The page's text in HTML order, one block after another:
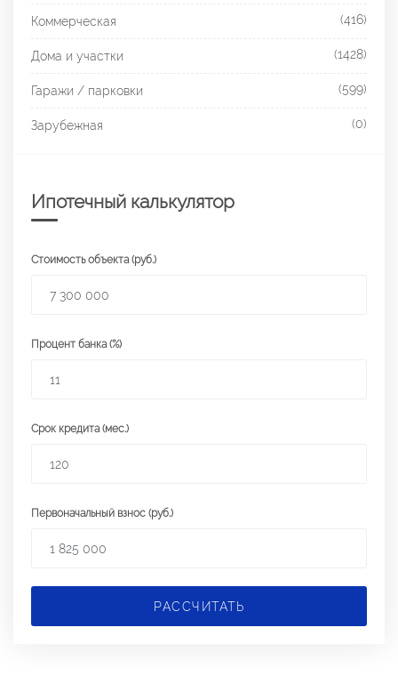
Коммерческая (416)
Дома и участки (1428)
Гаражи / парковки (599)
Зарубежная (0)
Ипотечный калькулятор
Стоимость объекта (руб.)
Процент банка (%)
Срок кредита (мес.)
Первоначальный взнос (руб.)
РАССЧИТАТЬ